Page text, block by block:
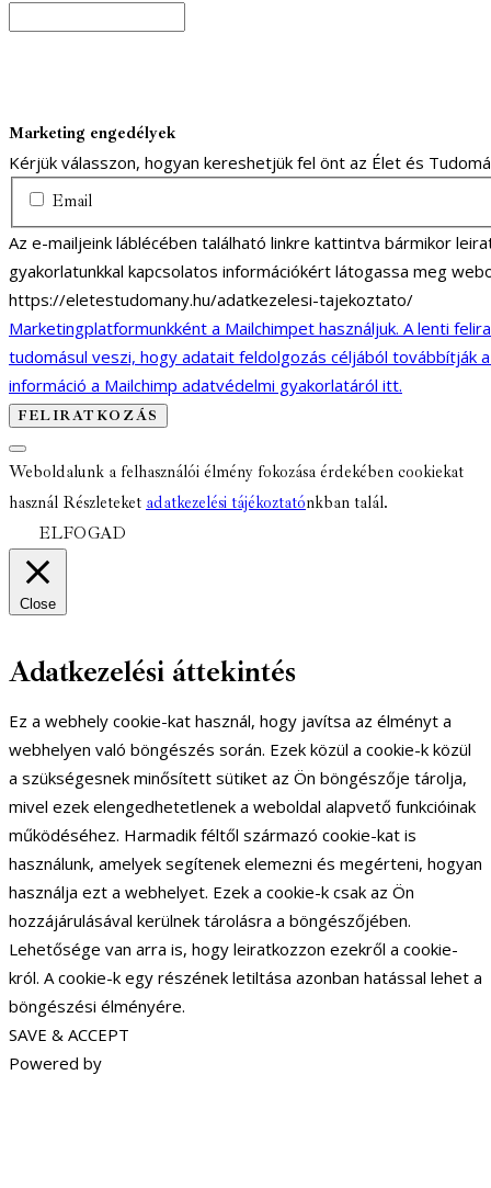
Marketing engedélyek
Kérjük válasszon, hogyan kereshetjük fel önt az Élet és
Email
Az e-mailjeink láblécében található linkre kattintva bármikor
gyakorlatunkkal kapcsolatos információkért látogassa meg
https://eletestudomany.hu/adatkezelesi-tajekoztato/
Marketingplatformunkként a Mailchimpet használjuk. A lenti
tudomásul veszi, hogy adatait feldolgozás céljából továbbítják
információ a Mailchimp adatvédelmi gyakorlatáról itt.
Weboldalunk a felhasználói élmény fokozása érdekében cookiekat
használ Részleteket adatkezelési tájékoztatónkban talál.
ELFOGAD
Close
Adatkezelési áttekintés
Ez a webhely cookie-kat használ, hogy javítsa az élményt a
webhelyen való böngészés során. Ezek közül a cookie-k közül
a szükségesnek minősített sütiket az Ön böngészője tárolja,
mivel ezek elengedhetetlenek a weboldal alapvető funkcióinak
működéséhez. Harmadik féltől származó cookie-kat is
használunk, amelyek segítenek elemezni és megérteni, hogyan
használja ezt a webhelyet. Ezek a cookie-k csak az Ön
hozzájárulásával kerülnek tárolásra a böngészőjében.
Lehetősége van arra is, hogy leiratkozzon ezekről a cookie-
król. A cookie-k egy részének letiltása azonban hatással lehet a
böngészési élményére.
SAVE & ACCEPT
Powered by